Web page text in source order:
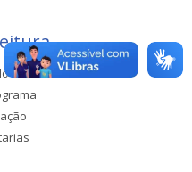
Prefeito